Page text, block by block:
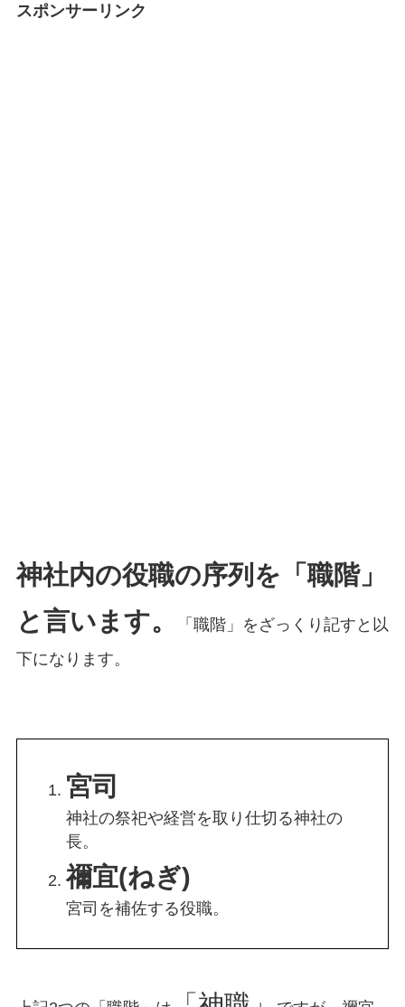
スポンサーリンク
神社内の役職の序列を「職階」
と言います。
「職階」をざっくり記すと以
下になります。
宮司
神社の祭祀や経営を取り仕切る神社の
長。
禰宜(ねぎ)
宮司を補佐する役職。